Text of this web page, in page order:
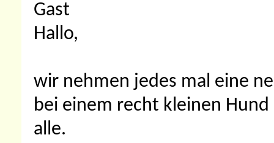
Gast
Hallo,
wir nehmen jedes mal eine
bei einem recht kleinen
alle.